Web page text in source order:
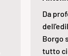
Da
Borgo
tutto